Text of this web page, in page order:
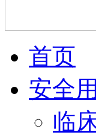
首页
安全
临